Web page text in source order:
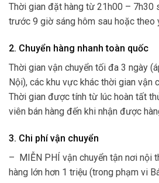
Thời gian đặt hàng từ 21h00 – 7h30
trước 9 giờ sáng hôm sau hoặc theo
2. Chuyển hàng nhanh toàn quốc
Thời gian vận chuyển tối đa 3 ngày
Nội), các khu vực khác thời gian vận
Thời gian được tính từ lúc hoàn tất
viên bán hàng đến khi nhận được
3. Chi phí vận chuyển
– MIỄN PHÍ vận chuyển tận nơi nội
hàng lớn hơn 1 triệu (trong phạm vi